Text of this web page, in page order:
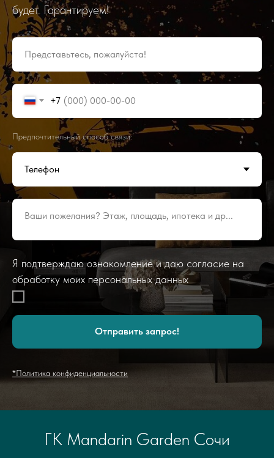
будет. Гарантируем!
Представьтесь, пожалуйста!
+7
Предпочтительный способ связи:
Ваши пожелания? Этаж, площадь, ипотека и др...
Я подтверждаю ознакомление и даю согласие на
обработку моих персональных данных
Отправить запрос!
*Политика конфиденциальности
ГК Mandarin Garden Сочи